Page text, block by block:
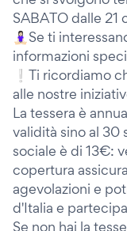
SABATO dalle 21
🧘🏻‍♀️Se ti
informazioni
❕Ti ricordiamo
alle nostre
La tessera è
validità sino al 30
sociale è di 13€:
copertura
agevolazioni e
d'Italia e
Se non hai la